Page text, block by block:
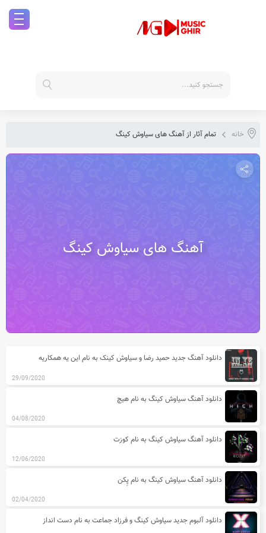
خانه تمام آثار از آهنگ های سیاوش کینگ
آهنگ های سیاوش کینگ
آخرین مطالب دسته بندی آهنگ های
دانلود آهنگ جدید حمید رضا و سیاوش کینک به نام این یه همکاریه
29/09/2020
دانلود آهنگ سیاوش کینگ به نام هیچ
04/08/2020
دانلود آهنگ سیاوش کینگ به نام کوزت
12/06/2020
دانلود آهنگ سیاوش کینگ به نام پِکن
02/04/2020
دانلود آلبوم جدید سیاوش کینگ و فرزاد جماعت به نام دست انداز